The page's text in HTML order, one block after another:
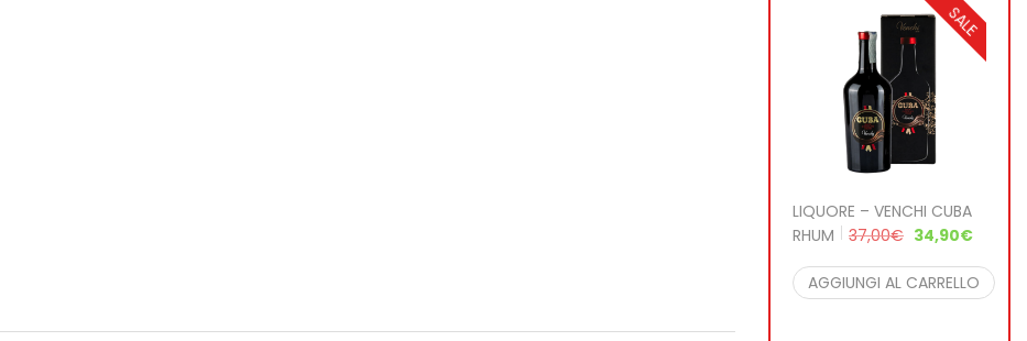
SALE
LIQUORE – VENCHI CUBA
RHUM
37,00€ 34,90€
AGGIUNGI AL CARRELLO